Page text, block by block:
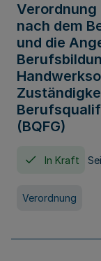
Verordnung
nach dem
und die
(BQFG)
In Kraft
Verordnung